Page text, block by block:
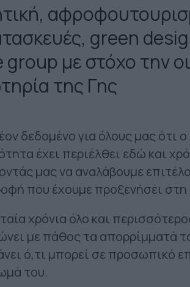
green
με στόχο την
της Γης
δεδομένο για όλους μας ότι
έχει περιέλθει εδώ και
μας να αναλάβουμε
που έχουμε προξενήσει στη
χρόνια όλο και
με πάθος τα απορρίμματά
ό,τι μπορεί σε προσωπικό
του.